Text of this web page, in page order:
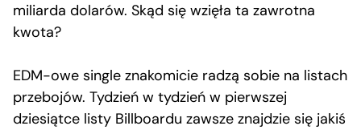
miliarda dolarów. Skąd się wzięła ta zawrotna
kwota?
EDM-owe single znakomicie radzą sobie na listach
przebojów. Tydzień w tydzień w pierwszej
dziesiątce listy Billboardu zawsze znajdzie się jakiś